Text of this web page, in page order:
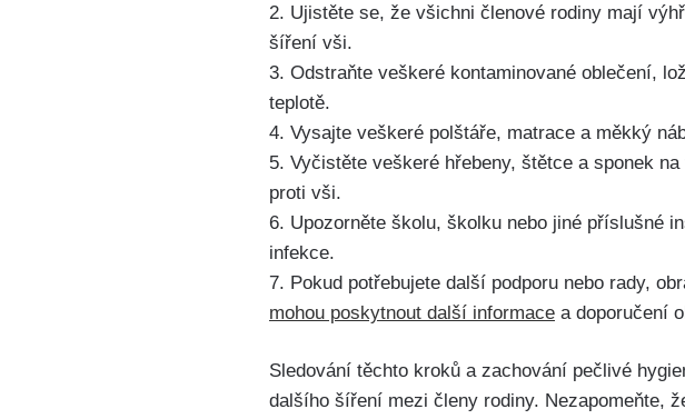
2. Ujistěte se, že všichni členové rodiny mají
šíření vši.
3. Odstraňte veškeré kontaminované oblečení,
‌teplotě.
4. Vysajte veškeré polštáře, matrace a měkký
5. Vyčistěte veškeré hřebeny, štětce a sponek
proti vši.
6. Upozorněte školu, školku nebo jiné příslušné
‌infekce.
7. Pokud potřebujete další podporu nebo⁣ rady,
‌mohou⁢ poskytnout další informace a doporučení
Sledování těchto kroků ‍a zachování pečlivé
dalšího šíření mezi členy rodiny. Nezapomeňte,